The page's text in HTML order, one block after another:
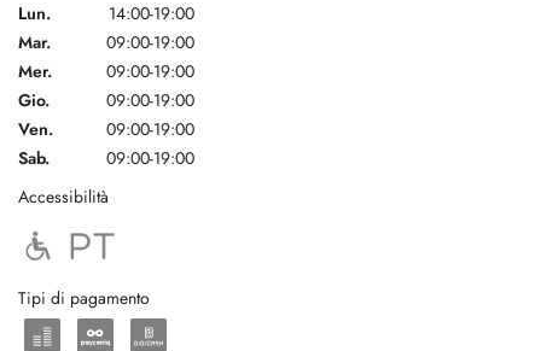
Lun.
14:00-19:00
Mar.
09:00-19:00
Mer.
09:00-19:00
Gio.
09:00-19:00
Ven.
09:00-19:00
Sab.
09:00-19:00
Accessibilità
Tipi di pagamento